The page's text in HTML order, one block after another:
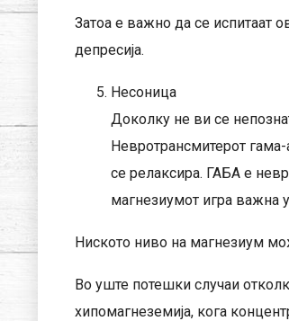
Затоа е важно да се испитаат
депресија.
Несоница
Доколку не ви се
Невротрансмитерот
се релаксира. ГАБА е
магнезиумот игра важна
Ниското ниво на магнезиум
Во уште потешки случаи
хипомагнеземија, кога